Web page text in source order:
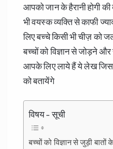
आपको जान के हैरानी होगी
भी वयस्क व्यक्ति से काफी
लिए बच्चे किसी भी चीज़ को
बच्चों को विज्ञान से जोड़ने
आपके लिए लाये हैं ये लेख जिसमें
को बतायेंगे
विषय - सूची
बच्चों को विज्ञान से जुड़ी